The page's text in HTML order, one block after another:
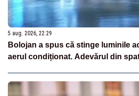
5 aug. 2026, 22:29
Bolojan a spus că stinge luminile
aerul condiționat. Adevărul din